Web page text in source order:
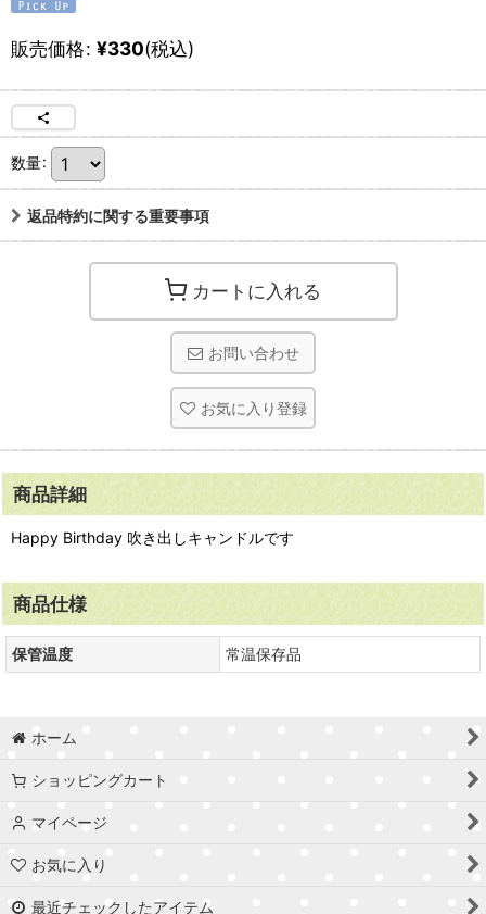
販売価格: ¥330(税込)
数量:
返品特約に関する重要事項
カートに入れる
お問い合わせ
お気に入り登録
商品詳細
Happy Birthday 吹き出しキャンドルです
商品仕様
保管温度 常温保存品
ホーム
ショッピングカート
マイページ
お気に入り
最近チェックしたアイテム